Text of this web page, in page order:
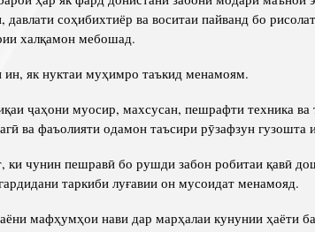
соҳибихтиёр ва воситаи пайванд бо
халқамон мебошад.
ин, як нуктаи муҳимро таъкид менамоям.
ҷаҳони муосир, махсусан, пешрафти техника ва
ва фаъолияти одамон таъсири рӯзафзун гузошта
ки чунин пешравӣ бо рушди забон робитаи қавӣ
таркиби луғавии он мусоидат менамояд.
мафҳумҳои нави дар марҳалаи кунунии ҳаёти